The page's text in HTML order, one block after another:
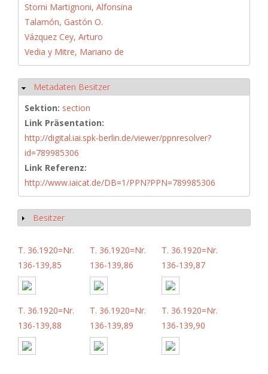
Storni Martignoni, Alfonsina
Talamón, Gastón O.
Vázquez Cey, Arturo
Vedia y Mitre, Mariano de
Hide
Metadaten Besitzer
Sektion: section
Link Präsentation:
http://digital.iai.spk-berlin.de/viewer/ppnresolver?
id=789985306
Link Referenz:
http://www.iaicat.de/DB=1/PPN?PPN=789985306
Show
Besitzer
T. 36.1920=Nr.
136-139,85
T. 36.1920=Nr.
136-139,86
T. 36.1920=Nr.
136-139,87
T. 36.1920=Nr.
136-139,88
T. 36.1920=Nr.
136-139,89
T. 36.1920=Nr.
136-139,90